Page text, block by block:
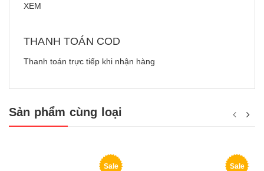
XEM
THANH TOÁN COD
Thanh toán trực tiếp khi nhận hàng
Sản phẩm cùng loại
Sale Sale